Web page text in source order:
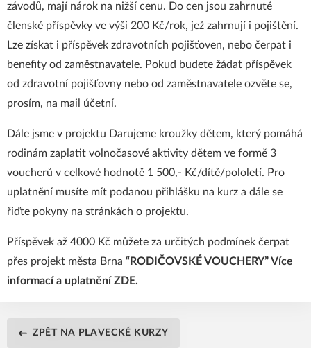
závodů, mají nárok na nižší cenu. Do cen jsou zahrnuté
členské příspěvky ve výši 200 Kč/rok, jež zahrnují i pojištění.
Lze získat i příspěvek zdravotních pojišťoven, nebo čerpat i
benefity od zaměstnavatele. Pokud budete žádat příspěvek
od zdravotní pojišťovny nebo od zaměstnavatele ozvěte se,
prosím, na mail účetní.
Dále jsme v projektu Darujeme kroužky dětem, který pomáhá
rodinám zaplatit volnočasové aktivity dětem ve formě 3
voucherů v celkové hodnotě 1 500,- Kč/dítě/pololetí. Pro
uplatnění musíte mít podanou přihlášku na kurz a dále se
řiďte pokyny na stránkách o projektu.
Příspěvek až 4000 Kč můžete za určitých podmínek čerpat
přes projekt města Brna “RODIČOVSKÉ VOUCHERY”Více
informací a uplatnění ZDE.
ZPĚT NA PLAVECKÉ KURZY